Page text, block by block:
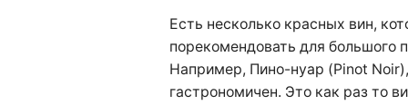
Есть несколько красных вин,
порекомендовать для большого
Например, Пино-нуар (Pinot
гастрономичен. Это как раз то